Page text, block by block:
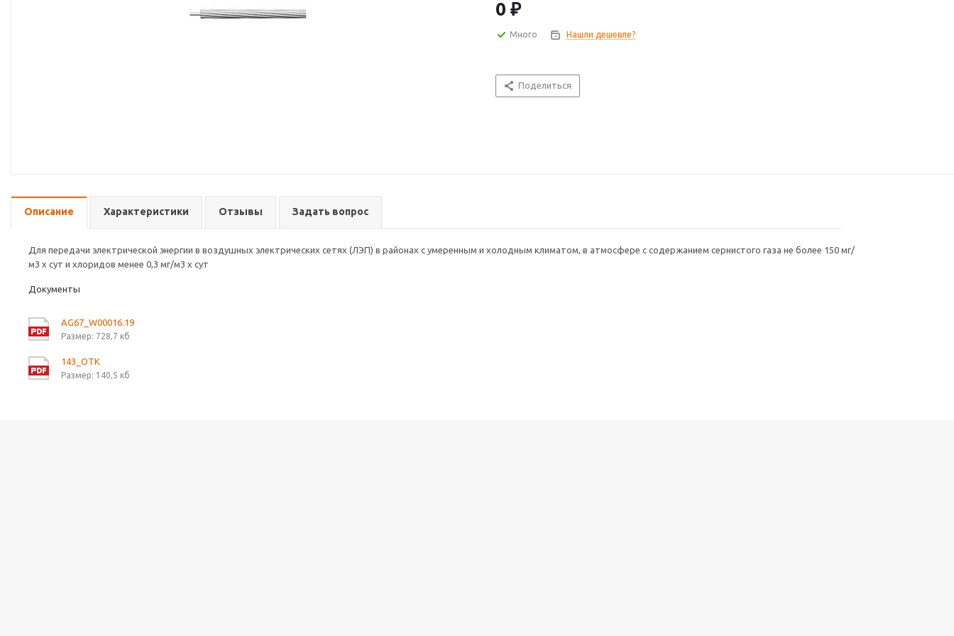
0 ₽
Много Нашли дешевле?
Поделиться
Описание Характеристики Отзывы Задать вопрос
Для передачи электрической энергии в воздушных электрических сетях (ЛЭП) в районах с умеренным и холодным климатом, в атмосфере с содержанием сернистого газа не более 150 мг/
м3 х сут и хлоридов менее 0,3 мг/м3 х сут
Документы
AG67_W00016.19
Размер: 728,7 кб
143_OTK
Размер: 140,5 кб